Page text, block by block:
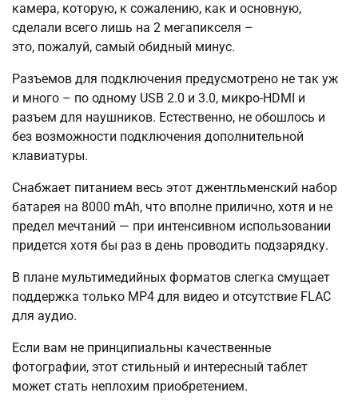
камера, которую, к сожалению, как и основную,
сделали всего лишь на 2 мегапикселя –
это, пожалуй, самый обидный минус.
Разъемов для подключения предусмотрено не так уж
и много – по одному USB 2.0 и 3.0, микро-HDMI и
разъем для наушников. Естественно, не обошлось и
без возможности подключения дополнительной
клавиатуры.
Снабжает питанием весь этот джентльменский набор
батарея на 8000 mAh, что вполне прилично, хотя и не
предел мечтаний — при интенсивном использовании
придется хотя бы раз в день проводить подзарядку.
В плане мультимедийных форматов слегка смущает
поддержка только MP4 для видео и отсутствие FLAC
для аудио.
Если вам не принципиальны качественные
фотографии, этот стильный и интересный таблет
может стать неплохим приобретением.